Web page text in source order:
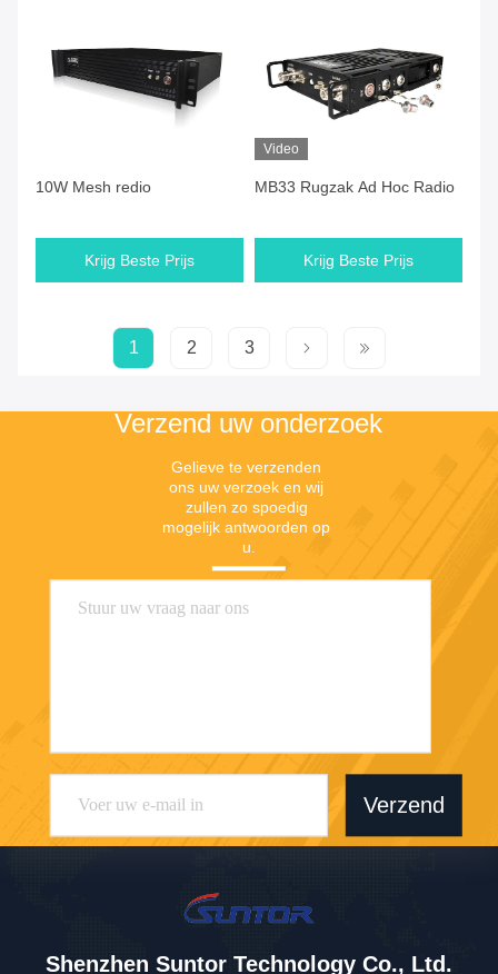
10W Mesh redio
Krijg Beste Prijs
Video
MB33 Rugzak Ad Hoc Radio
Krijg Beste Prijs
1 2 3
Verzend uw onderzoek
Gelieve te verzenden
ons uw verzoek en wij
zullen zo spoedig
mogelijk antwoorden op
u.
Verzend
Shenzhen Suntor Technology Co., Ltd.